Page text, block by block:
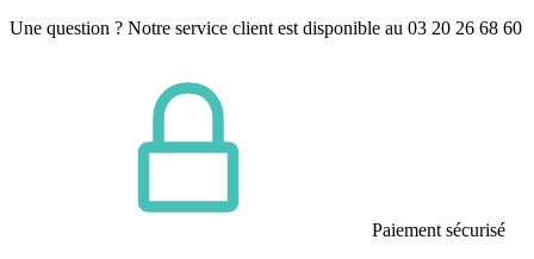
Une question ? Notre service client est disponible au 03 20 26 68 60
Paiement sécurisé